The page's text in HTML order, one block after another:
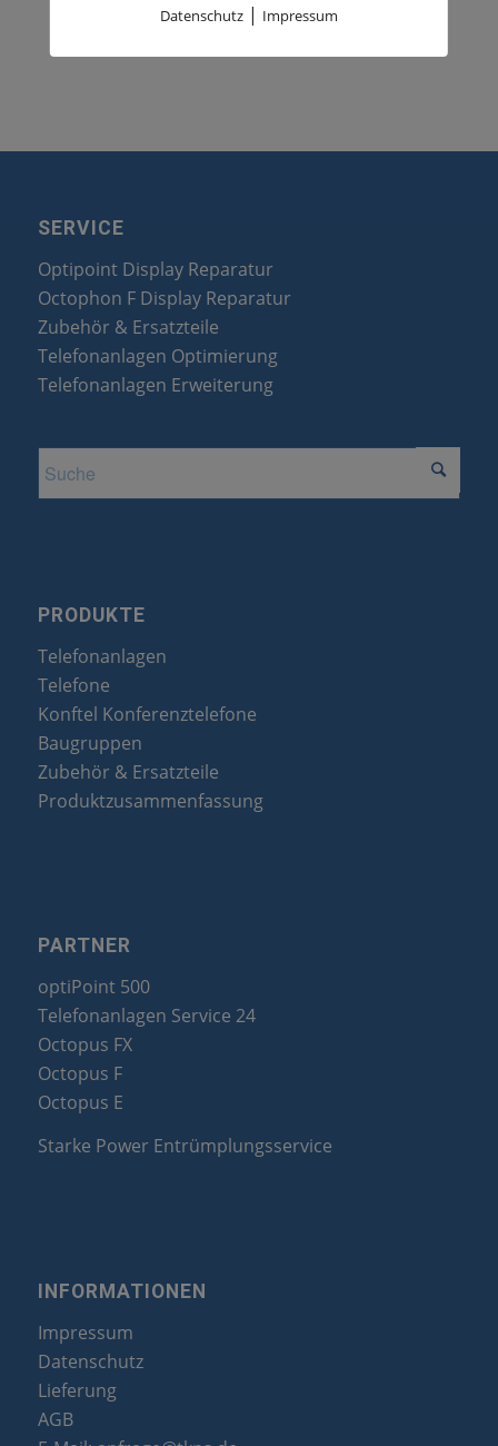
mit roter Speziallackierung erhältlich.
SERVICE
Optipoint Display Reparatur
Octophon F Display Reparatur
Zubehör & Ersatzteile
Telefonanlagen Optimierung
Telefonanlagen Erweiterung
PRODUKTE
Telefonanlagen
Telefone
Konftel Konferenztelefone
Baugruppen
Zubehör & Ersatzteile
Produktzusammenfassung
PARTNER
optiPoint 500
Telefonanlagen Service 24
Octopus FX
Octopus F
Octopus E
Starke Power Entrümplungsservice
INFORMATIONEN
Impressum
Datenschutz
Lieferung
AGB
Datenschutz| Impressum